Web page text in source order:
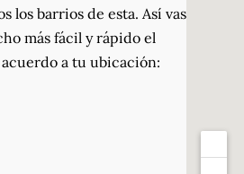
los barrios de esta. Así vas
más fácil y rápido el
a tu ubicación: